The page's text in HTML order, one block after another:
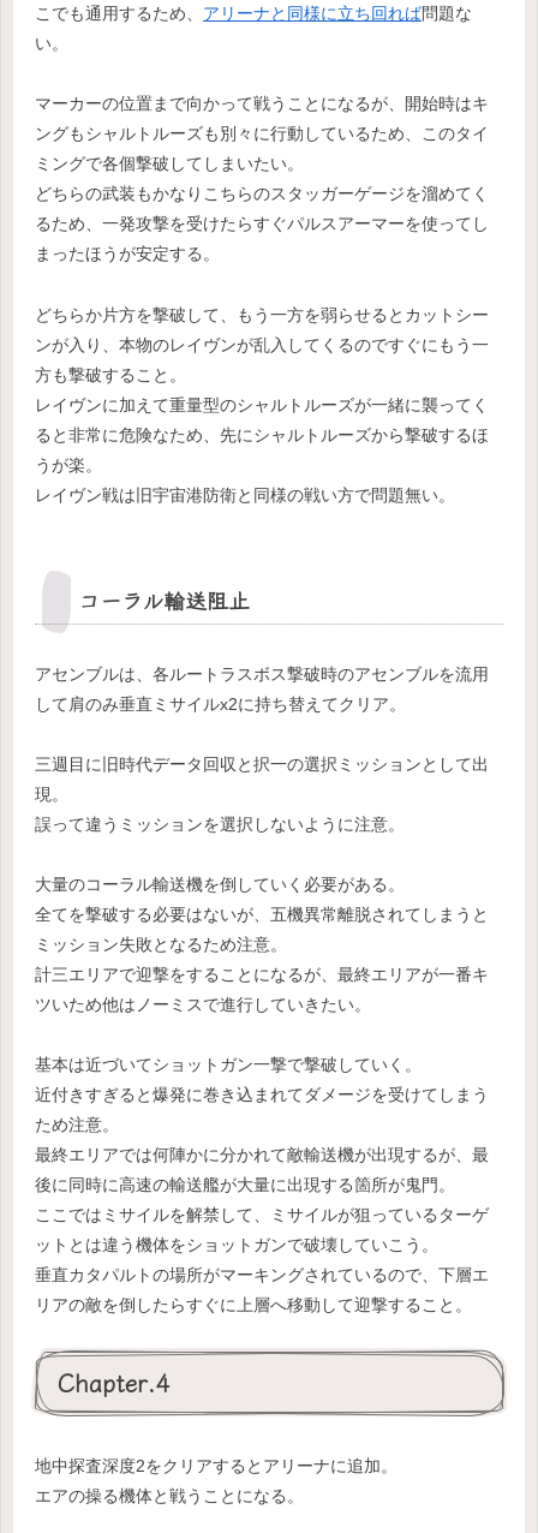
こでも通用するため、 アリーナと同様に立ち回れば問題な
い。
マーカーの位置まで向かって戦うことになるが、開始時はキ
ングもシャルトルーズも別々に行動しているため、このタイ
ミングで各個撃破してしまいたい。
どちらの武装もかなりこちらのスタッガーゲージを溜めてく
るため、一発攻撃を受けたらすぐパルスアーマーを使ってし
まったほうが安定する。
どちらか片方を撃破して、もう一方を弱らせるとカットシー
ンが入り、本物のレイヴンが乱入してくるのですぐにもう一
方も撃破すること。
レイヴンに加えて重量型のシャルトルーズが一緒に襲ってく
ると非常に危険なため、先にシャルトルーズから撃破するほ
うが楽。
レイヴン戦は旧宇宙港防衛と同様の戦い方で問題無い。
コーラル輸送阻止
アセンブルは、各ルートラスボス撃破時のアセンブルを流用
して肩のみ垂直ミサイルx2に持ち替えてクリア。
三週目に旧時代データ回収と択一の選択ミッションとして出
現。
誤って違うミッションを選択しないように注意。
大量のコーラル輸送機を倒していく必要がある。
全てを撃破する必要はないが、五機異常離脱されてしまうと
ミッション失敗となるため注意。
計三エリアで迎撃をすることになるが、最終エリアが一番キ
ツいため他はノーミスで進行していきたい。
基本は近づいてショットガン一撃で撃破していく。
近付きすぎると爆発に巻き込まれてダメージを受けてしまう
ため注意。
最終エリアでは何陣かに分かれて敵輸送機が出現するが、最
後に同時に高速の輸送艦が大量に出現する箇所が鬼門。
ここではミサイルを解禁して、ミサイルが狙っているターゲ
ットとは違う機体をショットガンで破壊していこう。
垂直カタパルトの場所がマーキングされているので、下層エ
リアの敵を倒したらすぐに上層へ移動して迎撃すること。
Chapter.4
地中探査深度2をクリアするとアリーナに追加。
エアの操る機体と戦うことになる。